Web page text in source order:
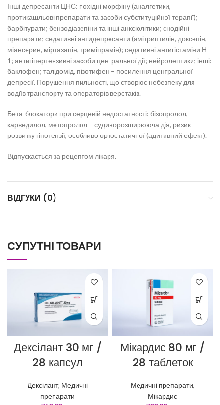
Інші депресанти ЦНС: похідні морфіну (аналгетики,
протикашльові препарати та засоби субституційної терапії);
барбітурати; бензодіазепіни та інші анксіолітики; снодійні
препарати; седативні антидепресанти (амітриптилін, доксепін,
міансерин, міртазапін, триміпрамін); седативні антигістаміни Н
1; антигіпертензивні засоби центральної дії; нейролептики; інші:
баклофен; талідомід, пізотифен – посилення центральної
депресії. Порушення пильності, що створює небезпеку для
водіїв транспорту та операторів верстаків.
Бета-блокатори при серцевій недостатності: бізопролол,
карведилол, метопролол – судинорозширююча дія, ризик
розвитку гіпотензії, особливо ортостатичної (адитивний ефект).
Відпускається за рецептом лікаря.
ВІДГУКИ (0)
СУПУТНІ ТОВАРИ
Дексілант 30 мг /
28 капсул
Дексілант, Медичні
препарати
Мікардис 80 мг /
28 таблеток
Медичні препарати,
Мікардис